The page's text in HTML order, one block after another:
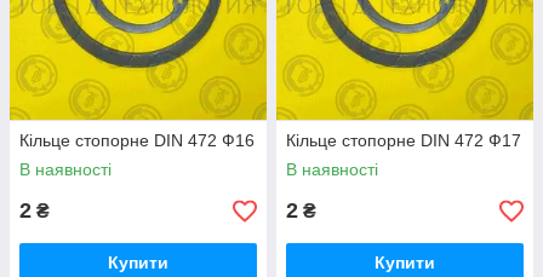
Кільце стопорне DIN 472 Ф16
В наявності
2 ₴
Купити
Кільце стопорне DIN 472 Ф17
В наявності
2 ₴
Купити